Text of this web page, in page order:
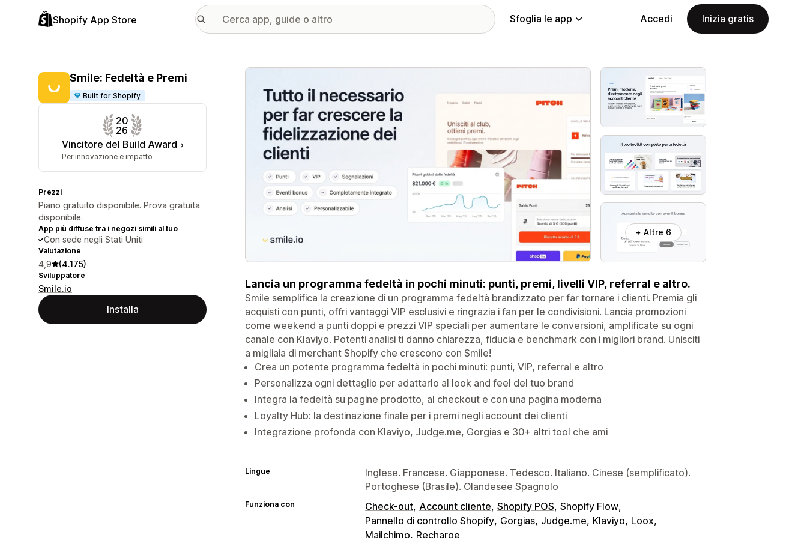
Shopify App Store Sfoglia le app Accedi Inizia gratis
Smile: Fedeltà e Premi
Built for Shopify
20
26
Vincitore del Build Award
Per innovazione e impatto
Prezzi
Piano gratuito disponibile. Prova gratuita
disponibile.
App più diffuse tra i negozi simili al tuo
Con sede negli Stati Uniti
Valutazione
4,9 (4.175)
Sviluppatore
Smile.io
Installa
Galleria immagini in evidenza
+ Altre 6
Lancia un programma fedeltà in pochi minuti: punti, premi, livelli VIP, referral e altro.
Smile semplifica la creazione di un programma fedeltà brandizzato per far tornare i clienti. Premia gli
acquisti con punti, offri vantaggi VIP esclusivi e ringrazia i fan per le condivisioni. Lancia promozioni
come weekend a punti doppi e prezzi VIP speciali per aumentare le conversioni, amplificate su ogni
canale con Klaviyo. Potenti analisi ti danno chiarezza, fiducia e benchmark con i migliori brand. Unisciti
a migliaia di merchant Shopify che crescono con Smile!
Crea un potente programma fedeltà in pochi minuti: punti, VIP, referral e altro
Personalizza ogni dettaglio per adattarlo al look and feel del tuo brand
Integra la fedeltà su pagine prodotto, al checkout e con una pagina moderna
Loyalty Hub: la destinazione finale per i premi negli account dei clienti
Integrazione profonda con Klaviyo, Judge.me, Gorgias e 30+ altri tool che ami
Lingue
Inglese. Francese. Giapponese. Tedesco. Italiano. Cinese (semplificato).
Portoghese (Brasile). Olandesee Spagnolo
Funziona con Check-out Account cliente Shopify POS Shopify Flow
Pannello di controllo Shopify Gorgias Judge.me Klaviyo Loox
Mailchimp Recharge